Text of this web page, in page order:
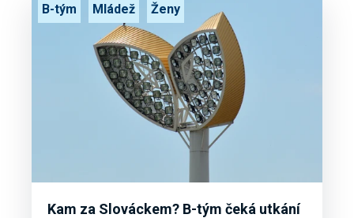
Kam za Slováckem? B-tým čeká utkání
B-tým Mládež Ženy